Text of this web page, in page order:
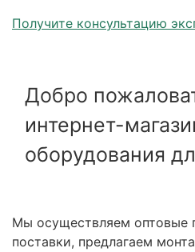
Получите консультацию
Добро
интернет-
оборудования
Мы осуществляем оптовые
поставки, предлагаем